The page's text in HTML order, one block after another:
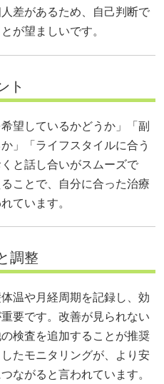
差があるため、自己判断で
が望ましいです。
ト
望しているかどうか」「副
」「ライフスタイルに合う
と話し合いがスムーズで
ことで、自分に合った治療
ています。
調整
温や月経周期を記録し、効
要です。改善が見られない
検査を追加することが推奨
たモニタリングが、より安
ながると言われています。